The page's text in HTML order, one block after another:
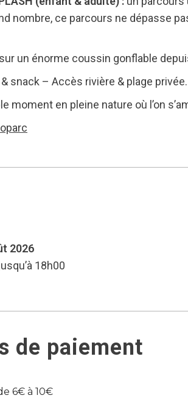
nombre, ce parcours ne dépasse
un énorme coussin gonflable
snack – Accès rivière & plage privée.
moment en pleine nature où l’on
2026
18h00
de paiement
6€ à 10€